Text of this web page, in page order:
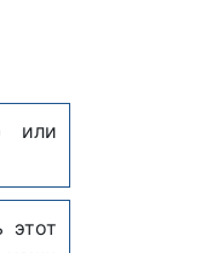
или
этот